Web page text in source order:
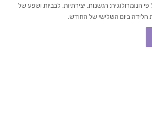
המספר 3 על פי הנומרולוגיה: רגשנות, יצירתיות, לבביות ושפע של
ביום השלישי של החודש.